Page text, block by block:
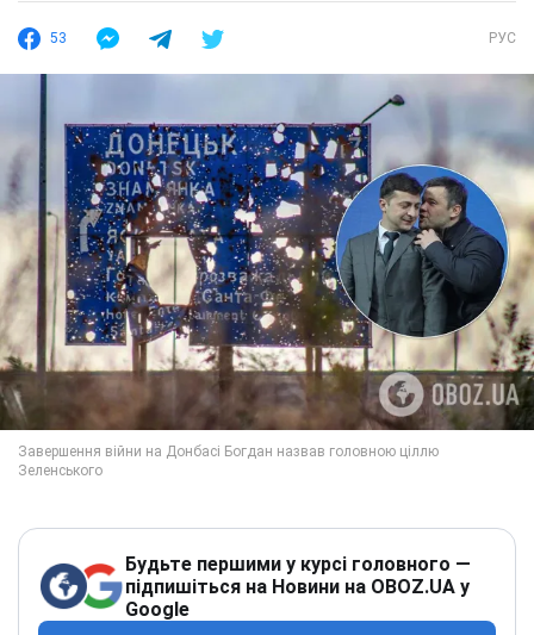
53 РУС
Будьте першими у курсі головного —
підпишіться на Новини на OBOZ.UA у
Google